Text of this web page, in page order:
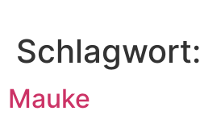
springen
Schlagwort:
Mauke